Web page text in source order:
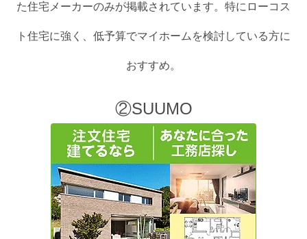
た住宅メーカーのみが掲載されています。特にローコス
ト住宅に強く、低予算でマイホームを検討している方に
おすすめ。
②SUUMO